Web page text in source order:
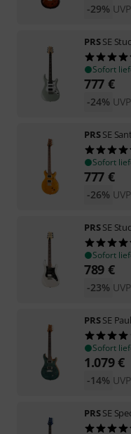
-29%
PRSSE
Sofort
777 €
-24%
PRSSE
Sofort
777 €
-26%
PRSSE
Sofort
789 €
-23%
PRSSE
Sofort
1.079€
-14%
PRSSE